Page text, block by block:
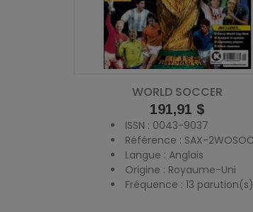
WORLD SOCCER
Prix
191,91 $
ISSN : 0043-9037
Référence : SAX-2WOSOC
Langue : Anglais
Origine : Royaume-Uni
Fréquence : 13 parution(s)